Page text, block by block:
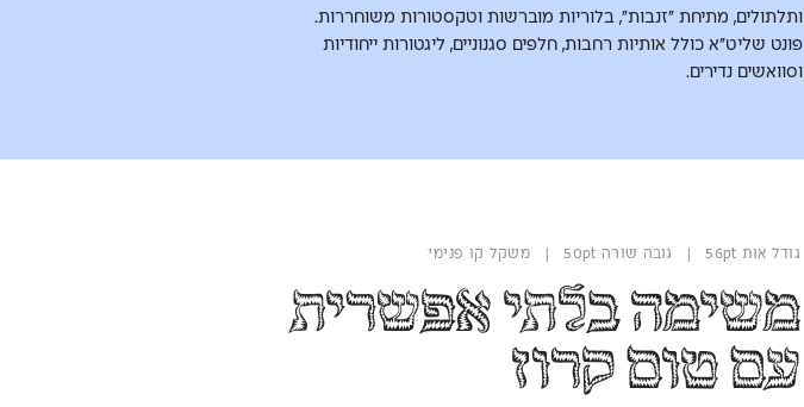
ותלתולים, מתיחת ״זנבות״, בלוריות מוברשות וטקסטורות משוחררות.
פונט שליט״א כולל אותיות רחבות, חלפים סגנוניים, ליגטורות ייחודיות
וסוואשים נדירים.
גודל אות 56pt | גובה שורה 50pt | משקל קו פנימי
משימה בלתי אפשרית
עם טום קרוז